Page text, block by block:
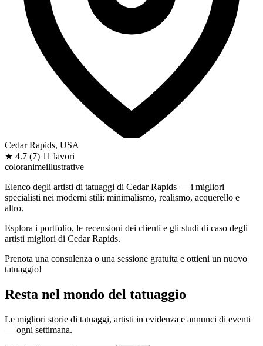
Cedar Rapids, USA
★ 4.7 (7) 11 lavori
coloranimeillustrative
Elenco degli artisti di tatuaggi di Cedar Rapids — i migliori
specialisti nei moderni stili: minimalismo, realismo, acquerello e
altro.
Esplora i portfolio, le recensioni dei clienti e gli studi di caso degli
artisti migliori di Cedar Rapids.
Prenota una consulenza o una sessione gratuita e ottieni un nuovo
tatuaggio!
Resta nel mondo del tatuaggio
Le migliori storie di tatuaggi, artisti in evidenza e annunci di eventi
— ogni settimana.